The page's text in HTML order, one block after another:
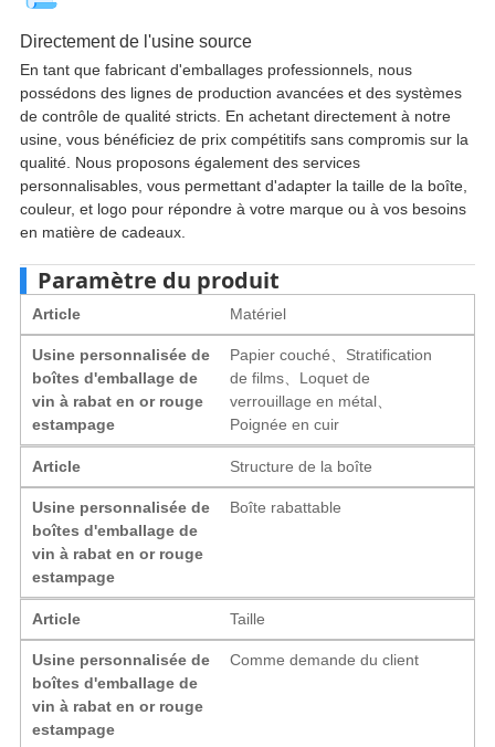
Directement de l'usine source
En tant que fabricant d'emballages professionnels, nous
possédons des lignes de production avancées et des systèmes
de contrôle de qualité stricts. En achetant directement à notre
usine, vous bénéficiez de prix compétitifs sans compromis sur la
qualité. Nous proposons également des services
personnalisables, vous permettant d'adapter la taille de la boîte,
couleur, et logo pour répondre à votre marque ou à vos besoins
en matière de cadeaux.
Paramètre du produit
Article Matériel
Usine personnalisée de
boîtes d'emballage de
vin à rabat en or rouge
estampage
Papier couché、Stratification
de films、Loquet de
verrouillage en métal、
Poignée en cuir
Article Structure de la boîte
Usine personnalisée de
boîtes d'emballage de
vin à rabat en or rouge
estampage
Boîte rabattable
Article Taille
Usine personnalisée de
boîtes d'emballage de
vin à rabat en or rouge
estampage
Comme demande du client